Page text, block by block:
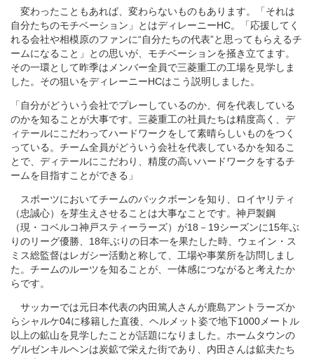
変わったこともあれば、変わらないものもあります。「それは
自分たちのモチベーション」とはディレーニーHC。「応援してく
れる会社や相模原のファンに“自分たちの代表”と思ってもらえるチ
ームになること」との思いが、モチベーションを掻き立てます。
その一環として昨季はメンバー全員で三菱重工の工場を見学しま
した。その狙いをディレーニーHCはこう説明しました。
「自分がどういう会社でプレーしているのか、何を代表している
のかを知ることが大事です。三菱重工の社員たちは精度高く、デ
ィテールにこだわってハードワークをして素晴らしいものをつく
っている。チーム全員がどういう会社を代表しているかを知るこ
とで、ディテールにこだわり、精度の高いハードワークをするチ
ームを目指すことができる」
スポーツにおいてチームのバックボーンを知り、ロイヤリティ
（忠誠心）を芽生えさせることは大事なことです。神戸製鋼
（現・コベルコ神戸スティーラーズ）が18－19シーズンに15年ぶ
りのリーグ優勝、18年ぶりの日本一を果たした時、ウェイン・ス
ミス総監督はレガシー活動と称して、工場や事業所を訪問しまし
た。チームのルーツを知ることが、一体感につながると考えたか
らです。
サッカーでは元日本代表の内田篤人さんが鹿島アントラーズか
らシャルケ04に移籍した直後、ヘルメット姿で地下1000メートル
以上の鉱山を見学したことが話題になりました。ホームタウンの
ゲルゼンキルヘンは炭鉱で栄えた街であり、内田さんは鉱夫たち